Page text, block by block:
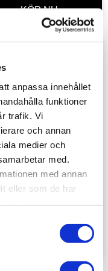
anpassa innehållet
funktioner
trafik. Vi
och annan
medier och
med.
med annan
eller som de har
Air: Rebel
18 ml
Army Painter